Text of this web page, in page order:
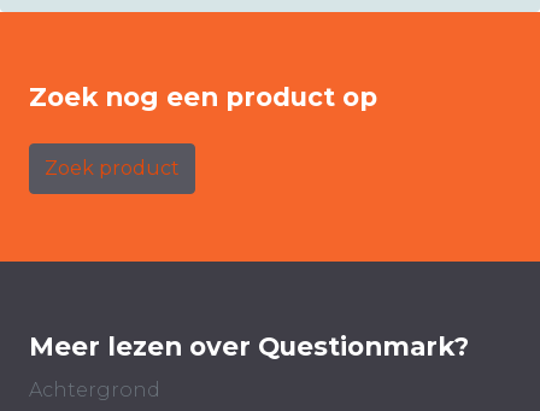
Zoek nog een product op
Zoek product
Meer lezen over Questionmark?
Achtergrond